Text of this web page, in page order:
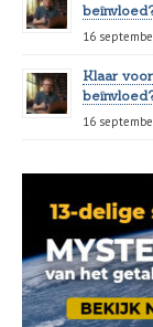
16
Klaar
16